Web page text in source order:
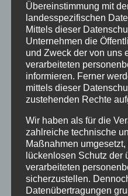
Februar 2016
Januar 2016
November 2015
September 2015
August 2015
Juni 2015
Schlagworte
allgäu Allgäuer Festwoche
Übereinstimmung mit
landesspezifischen
Mittels dieser
Unternehmen die
und Zweck der von uns
verarbeiteten
informieren. Ferner
mittels dieser
zustehenden Rechte
Wir haben als für die
zahlreiche technische
Maßnahmen
lückenlosen Schutz der
verarbeiteten
sicherzustellen.
Datenübertragungen